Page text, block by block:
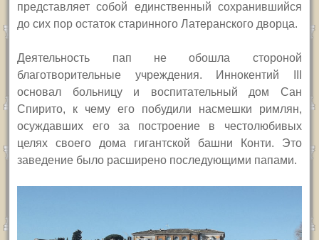
представляетсобой единственный сохранившийся
до сих пор остаток старинного Латеранского дворца.
Деятельность пап не обошла стороной
благотворительные учреждения. Иннокентий III
основал больницу и воспитательный дом Сан
Спирито, к чему его побудили насмешки римлян,
осуждавших его за построение в честолюбивых
целях своего дома гигантской башни Конти. Это
заведение было расширено последующими папами.